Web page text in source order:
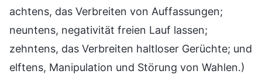
achtens, das Verbreiten von Auffassungen;
neuntens, negativität freien Lauf lassen;
zehntens, das Verbreiten haltloser Gerüchte; und
elftens, Manipulation und Störung von Wahlen.)